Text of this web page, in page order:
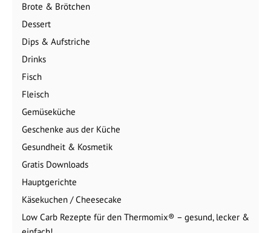
Brote & Brötchen
Dessert
Dips & Aufstriche
Drinks
Fisch
Fleisch
Gemüseküche
Geschenke aus der Küche
Gesundheit & Kosmetik
Gratis Downloads
Hauptgerichte
Käsekuchen / Cheesecake
Low Carb Rezepte für den Thermomix® – gesund, lecker &